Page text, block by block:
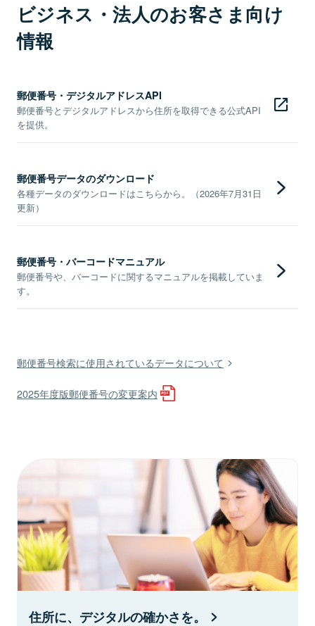
ビジネス・法人のお客さま向け
情報
郵便番号・デジタルアドレスAPI
郵便番号とデジタルアドレスから住所を取得できる公式API
を提供。
郵便番号データのダウンロード
各種データのダウンロードはこちらから。（2026年7月31日
更新）
郵便番号・バーコードマニュアル
郵便番号や、バーコードに関するマニュアルを掲載していま
す。
郵便番号検索に使用されているデータについて
2025年度版郵便番号の変更案内
住所に、デジタルの確かさを。